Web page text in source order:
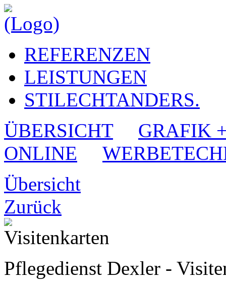
REFERENZEN
LEISTUNGEN
STILECHTANDERS.
ÜBERSICHT
GRAFIK
ONLINE
Übersicht
Zurück
Pflegedienst Dexler -